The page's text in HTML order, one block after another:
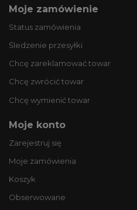
Moje zamówienie
Status zamówienia
Śledzenie przesyłki
Chcę zareklamować towar
Chcę zwrócić towar
Chcę wymienić towar
Moje konto
Zarejestruj się
Moje zamówienia
Koszyk
Obserwowane